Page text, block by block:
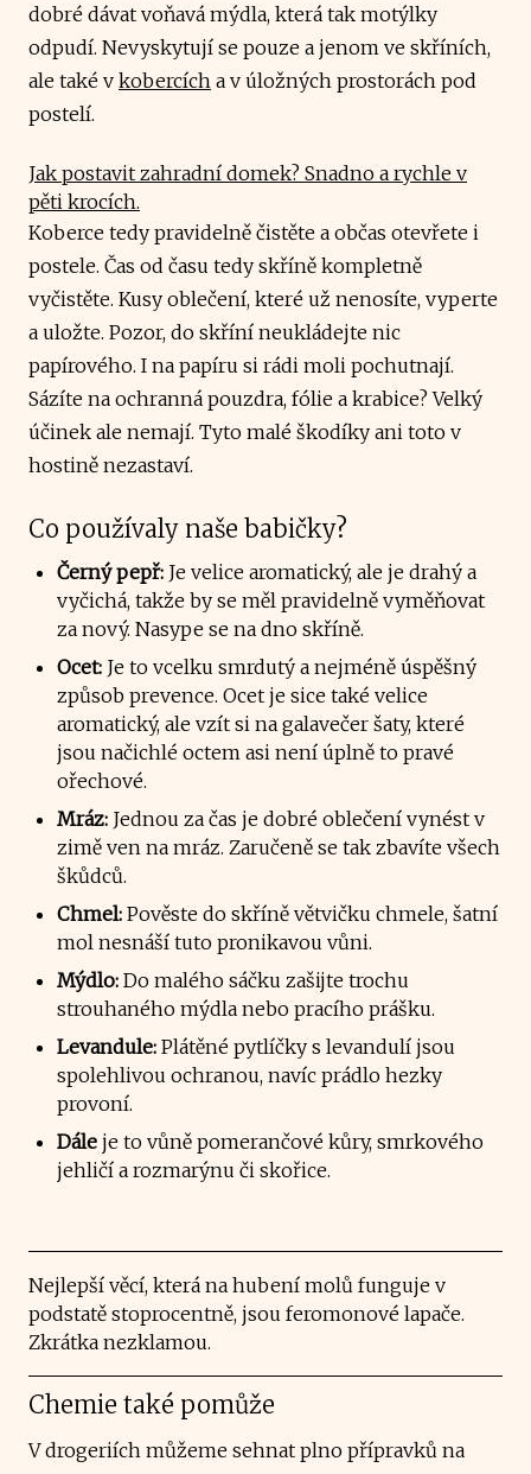
dobré dávat voňavá mýdla, která tak motýlky
odpudí. Nevyskytují se pouze a jenom ve skříních,
ale také v kobercích a v úložných prostorách pod
postelí.
Jak postavit zahradní domek? Snadno a rychle v
pěti krocích​.
Koberce tedy pravidelně čistěte a občas otevřete i
postele. Čas od času tedy skříně kompletně
vyčistěte. Kusy oblečení, které už nenosíte, vyperte
a uložte. Pozor, do skříní neukládejte nic
papírového. I na papíru si rádi moli pochutnají.
Sázíte na ochranná pouzdra, fólie a krabice? Velký
účinek ale nemají. Tyto malé škodíky ani toto v
hostině nezastaví.
Co používaly naše babičky?
Černý pepř: Je velice aromatický, ale je drahý a
vyčichá, takže by se měl pravidelně vyměňovat
za nový. Nasype se na dno skříně.
Ocet: Je to vcelku smrdutý a nejméně úspěšný
způsob prevence. Ocet je sice také velice
aromatický, ale vzít si na galavečer šaty, které
jsou načichlé octem asi není úplně to pravé
ořechové.
Mráz: Jednou za čas je dobré oblečení vynést v
zimě ven na mráz. Zaručeně se tak zbavíte všech
škůdců.
Chmel: Pověste do skříně větvičku chmele, šatní
mol nesnáší tuto pronikavou vůni.
Mýdlo: Do malého sáčku zašijte trochu
strouhaného mýdla nebo pracího prášku.
Levandule: Plátěné pytlíčky s levandulí jsou
spolehlivou ochranou, navíc prádlo hezky
provoní.
Dále je to vůně pomerančové kůry, smrkového
jehličí a rozmarýnu či skořice.
Nejlepší věcí, která na hubení molů funguje v
podstatě stoprocentně, jsou feromonové lapače.
Zkrátka nezklamou.
Chemie také pomůže
V drogeriích můžeme sehnat plno přípravků na